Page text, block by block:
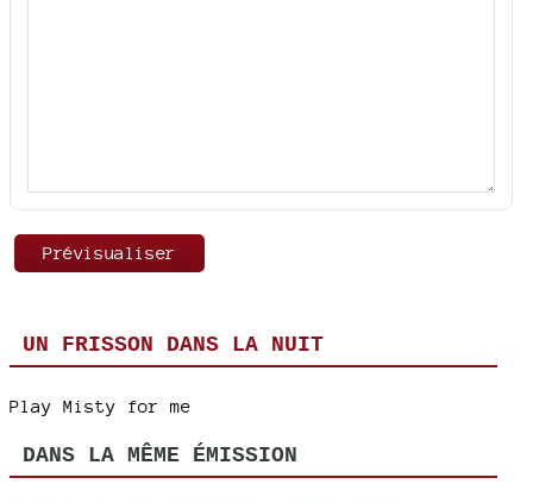
UN FRISSON DANS LA NUIT
Play Misty for me
DANS LA MÊME ÉMISSION